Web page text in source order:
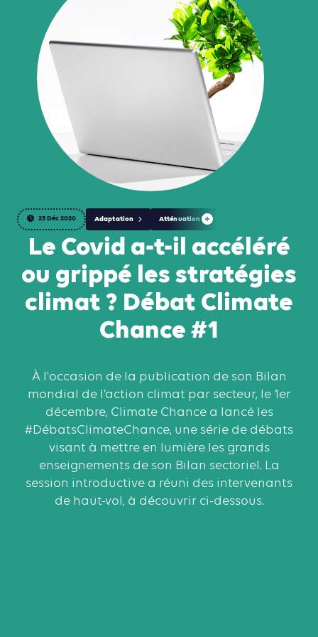
23 Déc 2020 Adaptation Atténuation
Le Covid a-t-il accéléré
ou grippé les stratégies
climat ? Débat Climate
Chance #1
À l'occasion de la publication de son Bilan
mondial de l’action climat par secteur, le 1er
décembre, Climate Chance a lancé les
#DébatsClimateChance, une série de débats
visant à mettre en lumière les grands
enseignements de son Bilan sectoriel. La
session introductive a réuni des intervenants
de haut-vol, à découvrir ci-dessous.